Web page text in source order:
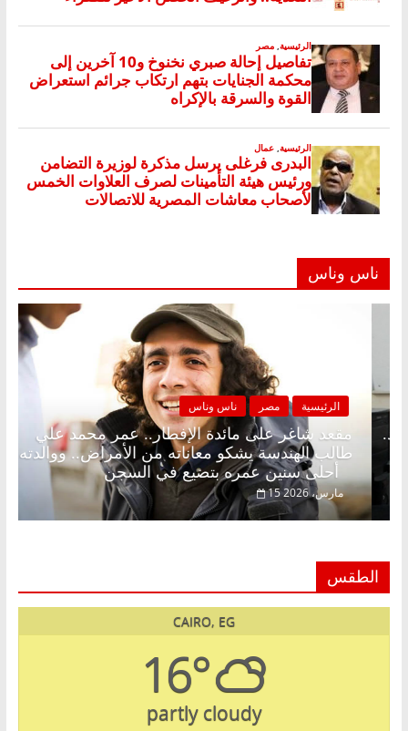
ناس وناس
الرئيسية مصر
مقعد شاغر على مائدة
طالب الهندسة يشكو معاناته
أحلى سنين عمره بتضيع في السجن
15 مارس، 2026
بلا زينة رمضان.. د.
في انتظار حلم
الطقس
CAIRO, EG
16°
partly cloudy